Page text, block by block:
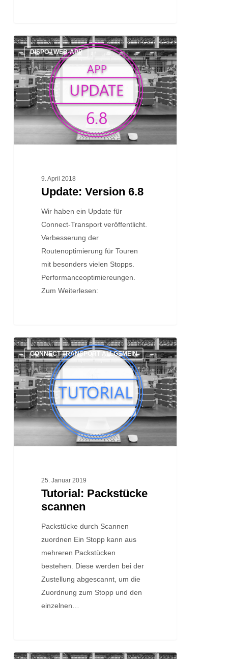
Update:
Version
6.8
DISPO / WEB-APP
9. April 2018
Update: Version 6.8
Wir haben ein Update für
Connect-Transport veröffentlicht.
Verbesserung der
Routenoptimierung für Touren
mit besonders vielen Stopps.
Performanceoptimiereungen.
Zum Weiterlesen:
Tutorial:
Packstücke
scannen
CONNECT-TRANSPORT ALLGEMEIN
25. Januar 2019
Tutorial: Packstücke
scannen
Packstücke durch Scannen
zuordnen Ein Stopp kann aus
mehreren Packstücken
bestehen. Diese werden bei der
Zustellung abgescannt, um die
Zuordnung zum Stopp und den
einzelnen…